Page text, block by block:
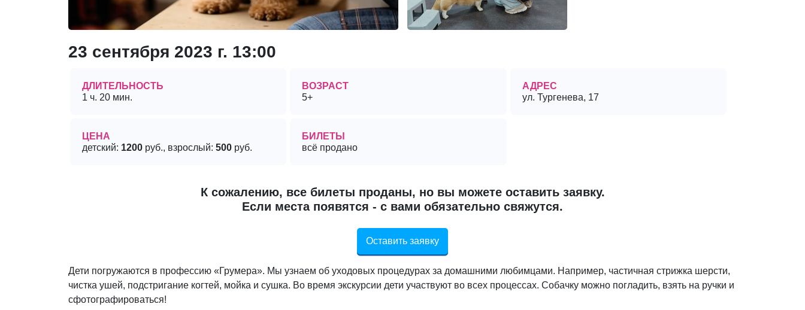
23 сентября 2023 г. 13:00
ДЛИТЕЛЬНОСТЬ
1 ч. 20 мин.
ВОЗРАСТ
5+
АДРЕС
ул. Тургенева, 17
ЦЕНА
детский: 1200 руб., взрослый: 500 руб.
БИЛЕТЫ
всё продано
К сожалению, все билеты проданы, но вы можете оставить заявку.
Если места появятся - с вами обязательно свяжутся.
Оставить заявку
Дети погружаются в профессию «Грумера». Мы узнаем об уходовых процедурах за домашними любимцами. Например, частичная стрижка шерсти,
чистка ушей, подстригание когтей, мойка и сушка. Во время экскурсии дети участвуют во всех процессах. Собачку можно погладить, взять на ручки и
сфотографироваться!